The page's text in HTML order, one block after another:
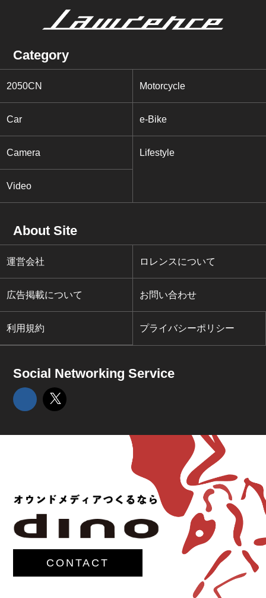
Category
2050CN Motorcycle
Car e-Bike
Camera Lifestyle
Video
About Site
運営会社 ロレンスについて
広告掲載について お問い合わせ
利用規約 プライバシーポリシー
Social Networking Service
CONTACT